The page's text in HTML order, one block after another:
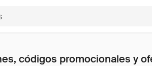
códigos promocionales y